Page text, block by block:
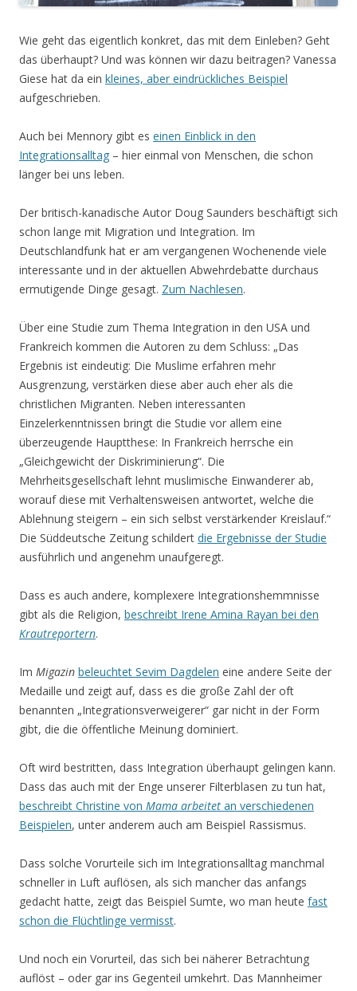
Wie geht das eigentlich konkret, das mit dem Einleben? Geht
das überhaupt? Und was können wir dazu beitragen? Vanessa
Giese hat da ein kleines, aber eindrückliches Beispiel
aufgeschrieben.
Auch bei Mennory gibt es einen Einblick in den
Integrationsalltag – hier einmal von Menschen, die schon
länger bei uns leben.
Der britisch-kanadische Autor Doug Saunders beschäftigt sich
schon lange mit Migration und Integration. Im
Deutschlandfunk hat er am vergangenen Wochenende viele
interessante und in der aktuellen Abwehrdebatte durchaus
ermutigende Dinge gesagt. Zum Nachlesen.
Über eine Studie zum Thema Integration in den USA und
Frankreich kommen die Autoren zu dem Schluss: „Das
Ergebnis ist eindeutig: Die Muslime erfahren mehr
Ausgrenzung, verstärken diese aber auch eher als die
christlichen Migranten. Neben interessanten
Einzelerkenntnissen bringt die Studie vor allem eine
überzeugende Hauptthese: In Frankreich herrsche ein
„Gleichgewicht der Diskriminierung“. Die
Mehrheitsgesellschaft lehnt muslimische Einwanderer ab,
worauf diese mit Verhaltensweisen antwortet, welche die
Ablehnung steigern – ein sich selbst verstärkender Kreislauf.“
Die Süddeutsche Zeitung schildert die Ergebnisse der Studie
ausführlich und angenehm unaufgeregt.
Dass es auch andere, komplexere Integrationshemmnisse
gibt als die Religion, beschreibt Irene Amina Rayan bei den
Krautreportern.
Im Migazin beleuchtet Sevim Dagdelen eine andere Seite der
Medaille und zeigt auf, dass es die große Zahl der oft
benannten „Integrationsverweigerer“ gar nicht in der Form
gibt, die die öffentliche Meinung dominiert.
Oft wird bestritten, dass Integration überhaupt gelingen kann.
Dass das auch mit der Enge unserer Filterblasen zu tun hat,
beschreibt Christine von Mama arbeitet an verschiedenen
Beispielen, unter anderem auch am Beispiel Rassismus.
Dass solche Vorurteile sich im Integrationsalltag manchmal
schneller in Luft auflösen, als sich mancher das anfangs
gedacht hatte, zeigt das Beispiel Sumte, wo man heute fast
schon die Flüchtlinge vermisst.
Und noch ein Vorurteil, das sich bei näherer Betrachtung
auflöst – oder gar ins Gegenteil umkehrt. Das Mannheimer